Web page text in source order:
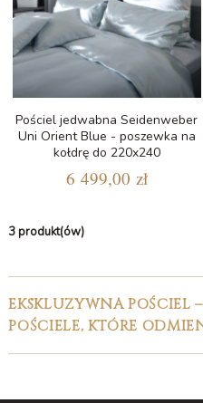
Pościel jedwabna Seidenweber
Uni Orient Blue - poszewka na
kołdrę do 220x240
6 499,00 zł
3 produkt(ów)
EKSKLUZYWNA POŚCIEL
POŚCIELE, KTÓRE